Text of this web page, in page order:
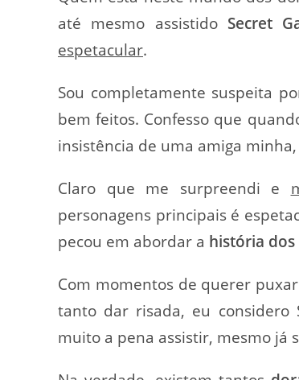
até mesmo assistido Secret
espetacular.
Sou completamente suspeita
bem feitos. Confesso que
insistência de uma amiga
Claro que me surpreendi e
personagens principais é
pecou em abordar a história
Com momentos de querer
tanto dar risada, eu considero
muito a pena assistir, mesmo já